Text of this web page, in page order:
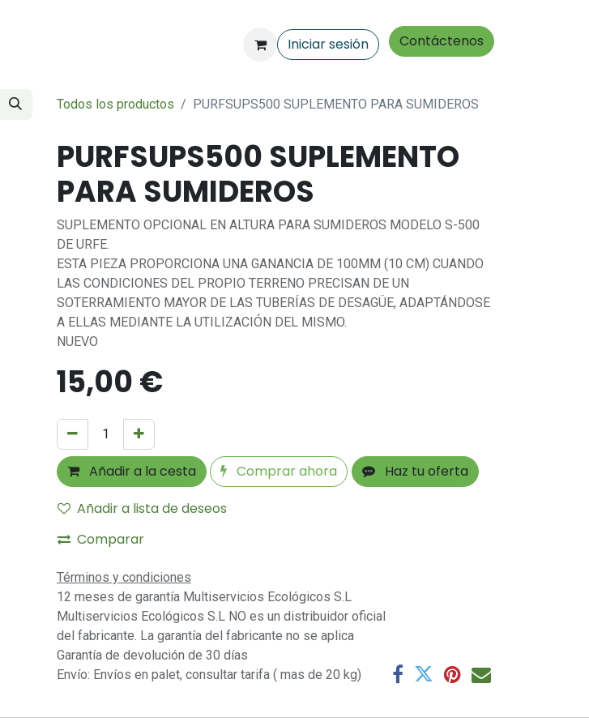
Iniciar sesión Contáctenos
Todos los productos PURFSUPS500 SUPLEMENTO PARA SUMIDEROS
PURFSUPS500 SUPLEMENTO
PARA SUMIDEROS
SUPLEMENTO OPCIONAL EN ALTURA PARA SUMIDEROS MODELO S-500
DE URFE.
ESTA PIEZA PROPORCIONA UNA GANANCIA DE 100MM (10 CM) CUANDO
LAS CONDICIONES DEL PROPIO TERRENO PRECISAN DE UN
SOTERRAMIENTO MAYOR DE LAS TUBERÍAS DE DESAGÜE, ADAPTÁNDOSE
A ELLAS MEDIANTE LA UTILIZACIÓN DEL MISMO.
NUEVO
15,00€
Añadir a la cesta Comprar ahora
Haz tu oferta
Añadir a lista de deseos
Comparar
Términos y condiciones
12 meses de garantía Multiservicios Ecológicos S.L
Multiservicios Ecológicos S.L NO es un distribuidor oficial
del fabricante. La garantía del fabricante no se aplica
Garantía de devolución de 30 días
Envío: Envíos en palet, consultar tarifa ( mas de 20 kg)